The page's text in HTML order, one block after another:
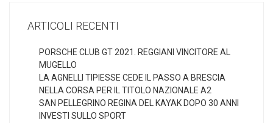
ARTICOLI RECENTI
PORSCHE CLUB GT 2021. REGGIANI VINCITORE AL
MUGELLO
LA AGNELLI TIPIESSE CEDE IL PASSO A BRESCIA
NELLA CORSA PER IL TITOLO NAZIONALE A2
SAN PELLEGRINO REGINA DEL KAYAK DOPO 30 ANNI
INVESTI SULLO SPORT